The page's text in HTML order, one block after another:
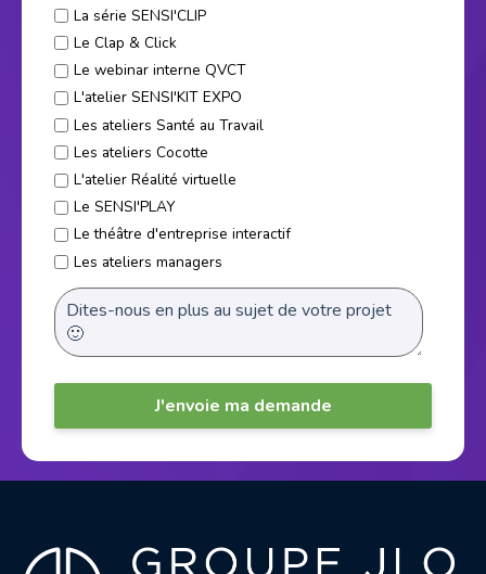
La série SENSI'CLIP
Le Clap & Click
Le webinar interne QVCT
L'atelier SENSI'KIT EXPO
Les ateliers Santé au Travail
Les ateliers Cocotte
L'atelier Réalité virtuelle
Le SENSI'PLAY
Le théâtre d'entreprise interactif
Les ateliers managers